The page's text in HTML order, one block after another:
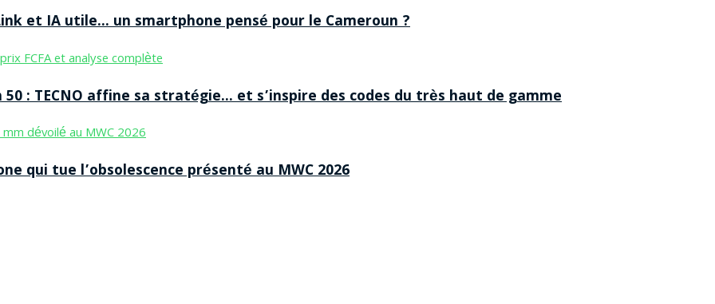
et IA utile… un smartphone pensé pour le Cameroun ?
50 : TECNO affine sa stratégie… et s’inspire des codes du très haut de gamme
qui tue l’obsolescence présenté au MWC 2026